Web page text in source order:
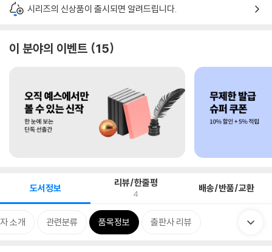
시리즈의 신상품이 출시되면 알려드립니다.
이 분야의 이벤트 15
도서정보 리뷰/한줄평
4 배송/반품/교환
소개 관련분류 품목정보 출판사 리뷰